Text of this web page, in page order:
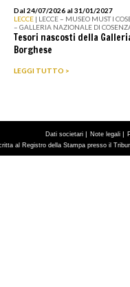
Dal 24/07/2026 al 31/01/2027
LECCE | LECCE – MUSEO MUST I
– GALLERIA NAZIONALE DI
Tesori nascosti della
Borghese
LEGGI TUTTO >
Dati societari | Note legali |
al Registro della Stampa presso il